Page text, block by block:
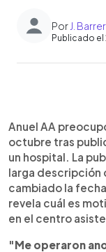
Por J.
Publicado el
►
Anuel AA
octubre tras
un hospital. La
larga descripción
cambiado la
revela cuál es
en el centro
"Me operaron